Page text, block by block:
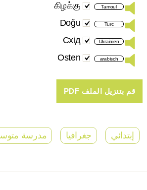
Tamoul
கிழக்கு
Turc
Doğu
Ukrainien
Схід
arabisch
Osten
إبتدائي جغرافيا مدرسة